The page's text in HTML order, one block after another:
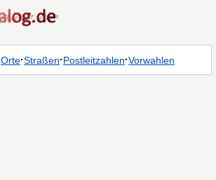
Orte·Straßen·Postleitzahlen·Vorwahlen